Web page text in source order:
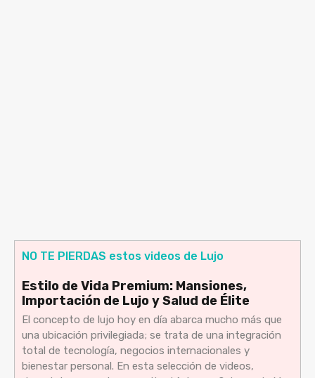
NO TE PIERDAS estos videos de Lujo
Estilo de Vida Premium: Mansiones,
Importación de Lujo y Salud de Élite
El concepto de lujo hoy en día abarca mucho más que
una ubicación privilegiada; se trata de una integración
total de tecnología, negocios internacionales y
bienestar personal. En esta selección de videos,